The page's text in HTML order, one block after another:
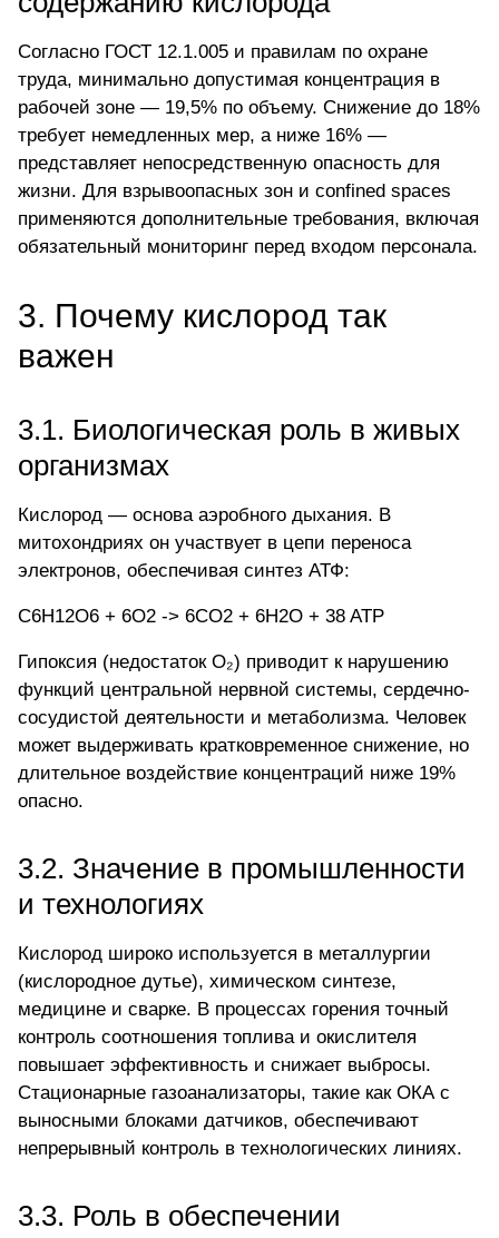
Согласно ГОСТ 12.1.005 и правилам по охране
труда, минимально допустимая концентрация в
рабочей зоне — 19,5% по объему. Снижение до 18%
требует немедленных мер, а ниже 16% —
представляет непосредственную опасность для
жизни. Для взрывоопасных зон и confined spaces
применяются дополнительные требования, включая
обязательный мониторинг перед входом персонала.
3. Почему кислород так
важен
3.1. Биологическая роль в живых
организмах
Кислород — основа аэробного дыхания. В
митохондриях он участвует в цепи переноса
электронов, обеспечивая синтез АТФ:
C6H12O6 + 6O2 -> 6CO2 + 6H2O + 38 ATP
Гипоксия (недостаток O₂) приводит к нарушению
функций центральной нервной системы, сердечно-
сосудистой деятельности и метаболизма. Человек
может выдерживать кратковременное снижение, но
длительное воздействие концентраций ниже 19%
опасно.
3.2. Значение в промышленности
и технологиях
Кислород широко используется в металлургии
(кислородное дутье), химическом синтезе,
медицине и сварке. В процессах горения точный
контроль соотношения топлива и окислителя
повышает эффективность и снижает выбросы.
Стационарные газоанализаторы, такие как ОКА с
выносными блоками датчиков, обеспечивают
непрерывный контроль в технологических линиях.
3.3. Роль в обеспечении